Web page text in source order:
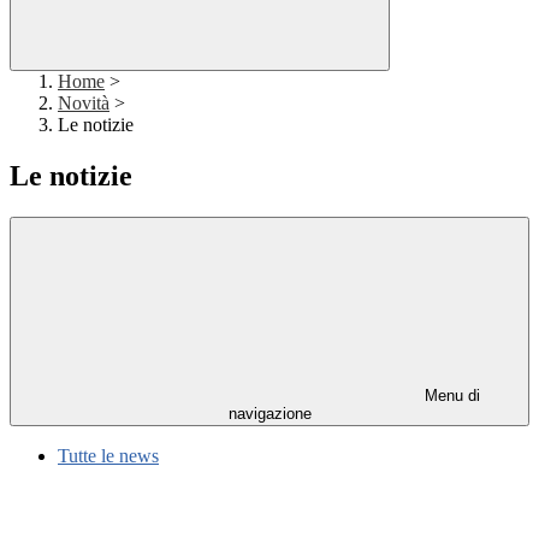
Home >
Novità >
Le notizie
Le notizie
Menu di
navigazione
Tutte le news